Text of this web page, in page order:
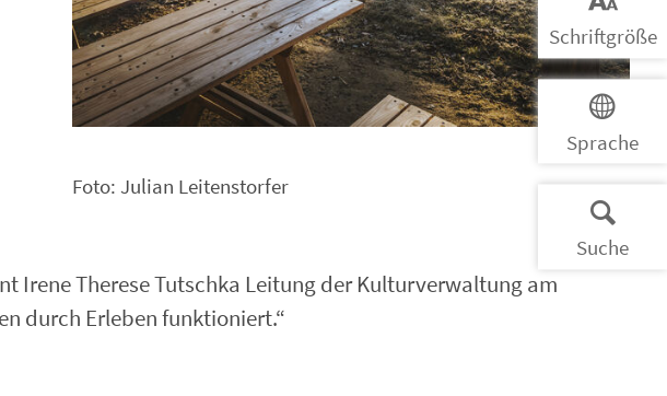
Foto: Julian Leitenstorfer
Irene Therese Tutschka Leitung der Kulturverwaltung am
durch Erleben funktioniert.“
Schrift­größe
Sprache
Suche